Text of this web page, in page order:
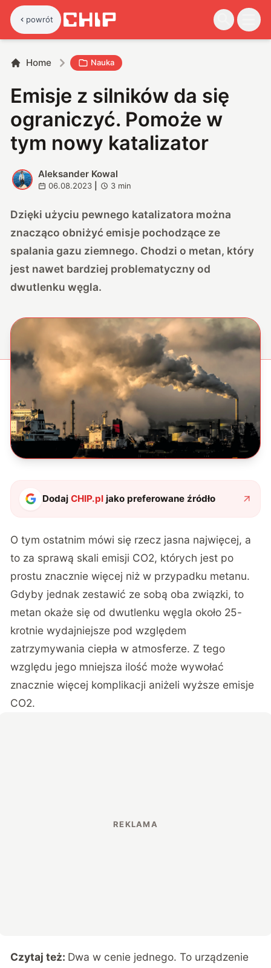
powrót
Home Nauka
Emisje z silników da się
ograniczyć. Pomoże w
tym nowy katalizator
A
Aleksander Kowal
06.08.2023 3 min
Dzięki użyciu pewnego katalizatora można
znacząco obniżyć emisje pochodzące ze
spalania gazu ziemnego. Chodzi o metan, który
jest nawet bardziej problematyczny od
dwutlenku węgla.
DodajCHIP.pl jako preferowane źródło
O tym ostatnim mówi się rzecz jasna najwięcej, a
to za sprawą skali emisji CO2, których jest po
prostu znacznie więcej niż w przypadku metanu.
Gdyby jednak zestawić ze sobą oba związki, to
metan okaże się od dwutlenku węgla około 25-
krotnie wydajniejsze pod względem
zatrzymywania ciepła w atmosferze. Z tego
względu jego mniejsza ilość może wywołać
znacznie więcej komplikacji aniżeli wyższe emisje
CO2.
Czytaj też: Dwa w cenie jednego. To urządzenie